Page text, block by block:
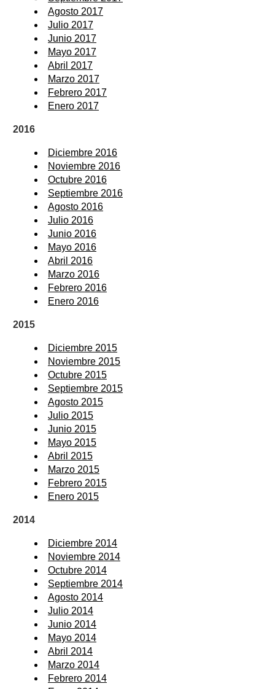
Agosto 2017
Julio 2017
Junio 2017
Mayo 2017
Abril 2017
Marzo 2017
Febrero 2017
Enero 2017
2016
Diciembre 2016
Noviembre 2016
Octubre 2016
Septiembre 2016
Agosto 2016
Julio 2016
Junio 2016
Mayo 2016
Abril 2016
Marzo 2016
Febrero 2016
Enero 2016
2015
Diciembre 2015
Noviembre 2015
Octubre 2015
Septiembre 2015
Agosto 2015
Julio 2015
Junio 2015
Mayo 2015
Abril 2015
Marzo 2015
Febrero 2015
Enero 2015
2014
Diciembre 2014
Noviembre 2014
Octubre 2014
Septiembre 2014
Agosto 2014
Julio 2014
Junio 2014
Mayo 2014
Abril 2014
Marzo 2014
Febrero 2014